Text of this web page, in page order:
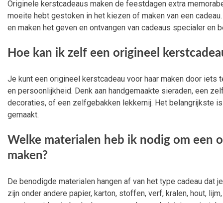
Originele kerstcadeaus maken de feestdagen extra
moeite hebt gestoken in het kiezen of maken van een
en maken het geven en ontvangen van cadeaus specialer en
Hoe kan ik zelf een origineel
Je kunt een origineel kerstcadeau voor haar maken door iets
en persoonlijkheid. Denk aan handgemaakte sieraden, een
decoraties, of een zelfgebakken lekkernij. Het belangrijkste
gemaakt.
Welke materialen heb ik nodig om een
maken?
De benodigde materialen hangen af van het type cadeau dat
zijn onder andere papier, karton, stoffen, verf, kralen, hout,